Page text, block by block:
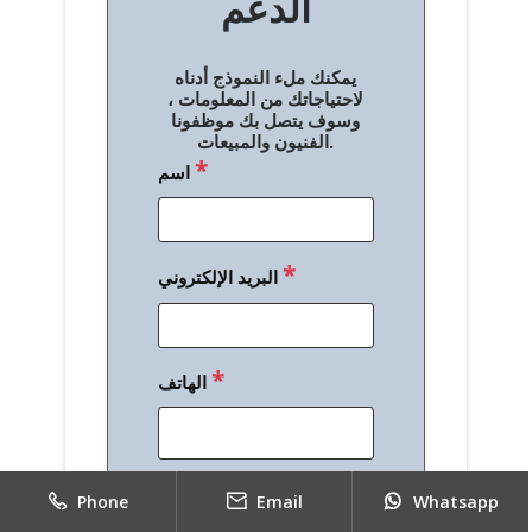
يمكنك ملء النموذج أدناه
لاحتياجاتك من المعلومات ،
وسوف يتصل بك موظفونا
الفنيون والمبيعات.
اسم*
البريد الإلكتروني*
الهاتف*
Phone Email Whatsapp